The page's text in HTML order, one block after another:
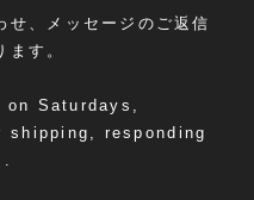
せ、メッセージのご返信
す。
on Saturdays,
responding